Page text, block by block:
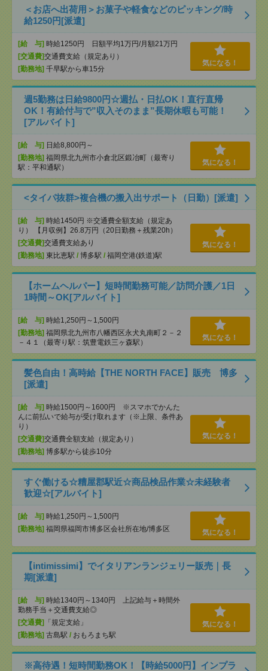
＜お店へ出荷用＞お菓子や軽食などのピッキング/時
給1250円[派遣]
[給 与] 時給1250円 日額平均1万円/月額21万円
[交通費]交通費支給（規定あり）
[勤務地] 千早駅から車15分
気になる！
週5勤務は日給9800円☆週払・日払OK！直行直帰
OK！有給付与で”収入そのまま”長期休暇も可能！
[アルバイト]
[給 与] 日給8,800円～
[勤務地] 福岡県北九州市小倉北区鍛冶町（最寄り
駅：平和通駅）
気になる！
<タイパ抜群>複合機の搬入出サポート（日勤）[派遣]
[給 与] 時給1450円 ※交通費全額支給（規定あ
り） 【月収例】26.8万円（20日勤務＋残業20h）
[交通費]交通費支給あり
[勤務地] 東比恵駅 / 博多駅 / 福岡空港(鉄道)駅
気になる！
【ホームヘルパー】短時間勤務可能／訪問介護／1日
1時間～OK[アルバイト]
[給 与] 時給1,250円～1,500円
[勤務地] 福岡県北九州市八幡西区永犬丸南町２－２
－４１（最寄り駅：筑豊電鉄三ヶ森駅）
気になる！
髪色自由！高時給【THE NORTH FACE】販売 博多
[派遣]
[給 与] 時給1500円～1600円 ※スマホでかんた
んに前払いで給与が受け取れます（※上限、条件あ
り）
[交通費]交通費全額支給（規定あり）
[勤務地] 博多駅から徒歩10分
気になる！
すぐ働ける☆糟屋郡駅近☆商品検品作業☆未経験者
歓迎☆[アルバイト]
[給 与] 時給1,250円～1,500円
[勤務地] 福岡県福岡市博多区会社所在地/博多区 気になる！
【intimissimi】でイタリアンランジェリー販売｜長
期[派遣]
[給 与] 時給1340円～1340円 上記給与＋時間外
勤務手当＋交通費支給◎
[交通費]
「規定支給」
[勤務地] 古島駅 / おもろまち駅
気になる！
※高待遇！短時間勤務OK！【時給5000円】インプラ